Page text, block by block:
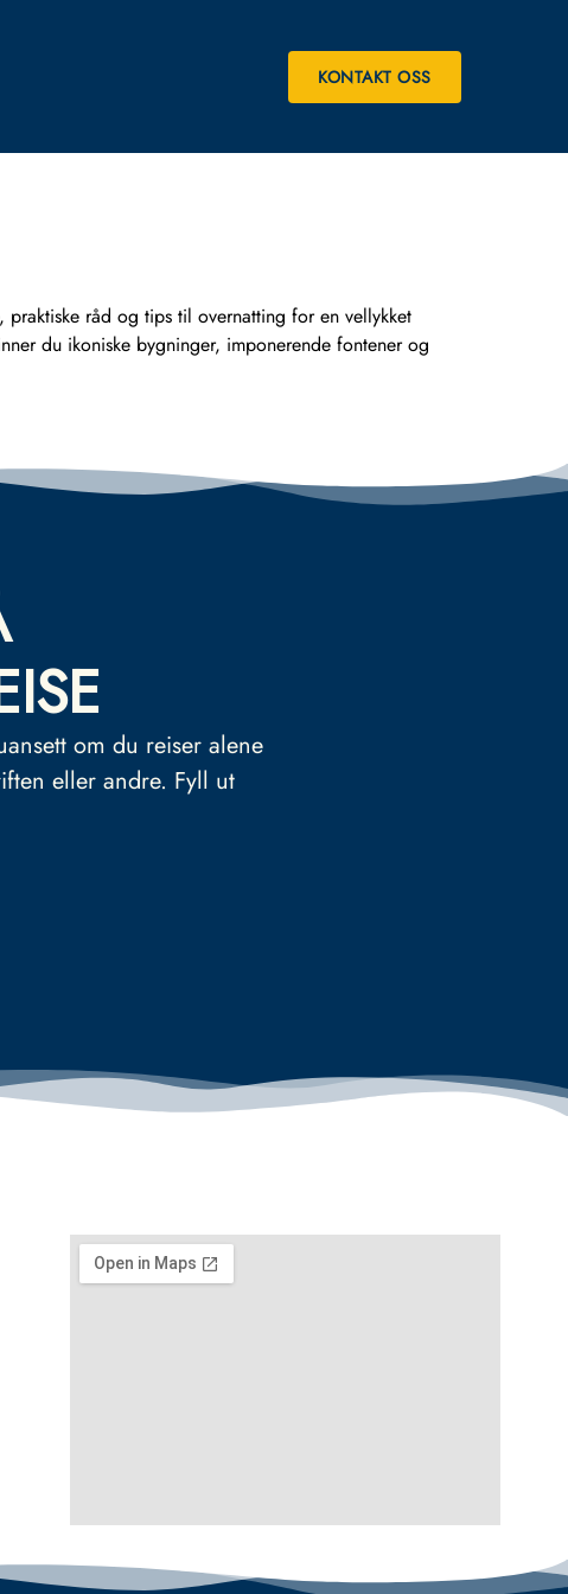
KONTAKT OSS
råd og tips til overnatting for en vellykket
du ikoniske bygninger, imponerende fontener og
om du reiser alene
eller andre. Fyll ut